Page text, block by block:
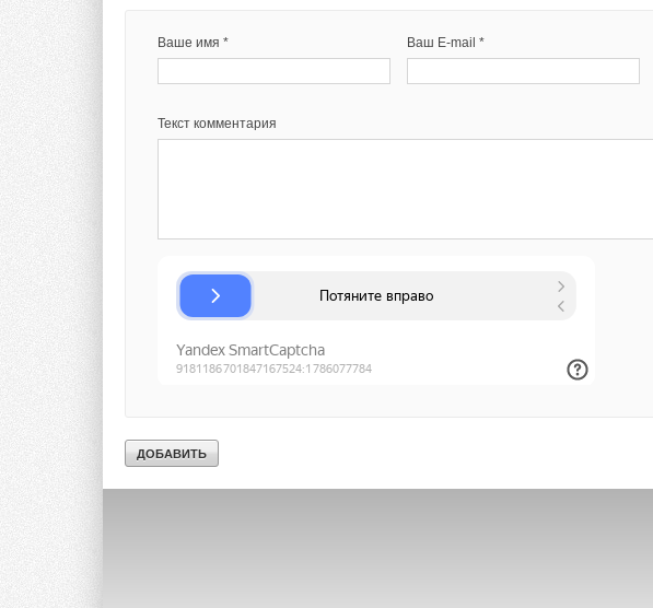
Ваше имя * Ваш E-mail *
Текст комментария